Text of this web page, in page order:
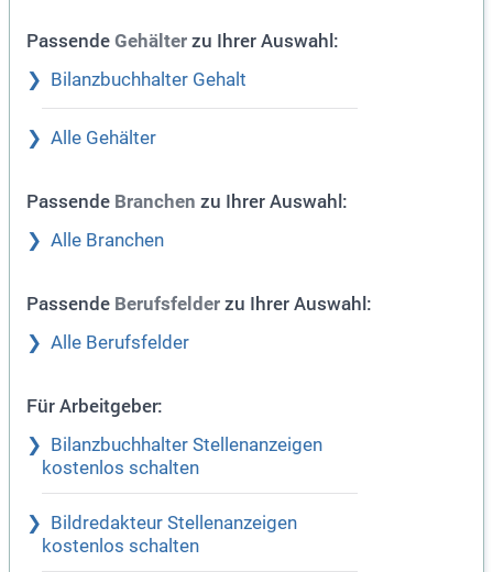
Passende Gehälter zu Ihrer Auswahl:
Bilanzbuchhalter Gehalt
Alle Gehälter
Passende Branchen zu Ihrer Auswahl:
Alle Branchen
Passende Berufsfelder zu Ihrer Auswahl:
Alle Berufsfelder
Für Arbeitgeber:
Bilanzbuchhalter Stellenanzeigen
kostenlos schalten
Bildredakteur Stellenanzeigen
kostenlos schalten